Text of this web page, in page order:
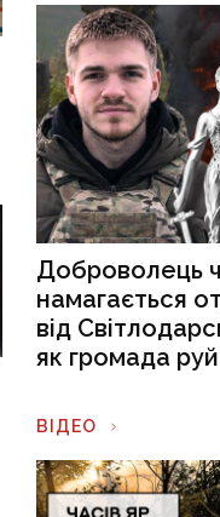
Доброволець
намагається
від
як громада
ВІДЕО